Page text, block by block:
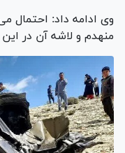
وی ادامه داد: احتمال
منهدم و لاشه آن در